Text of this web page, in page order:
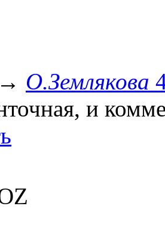
→ О.Землякова
и